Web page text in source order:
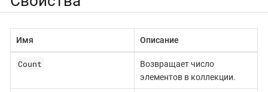
Имя Описание
Count
Возвращает число
элементов в коллекции.